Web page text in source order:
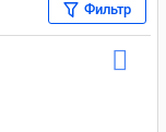
Фильтр